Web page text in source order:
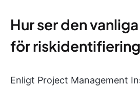
Hur ser den
för
Enligt Project Management